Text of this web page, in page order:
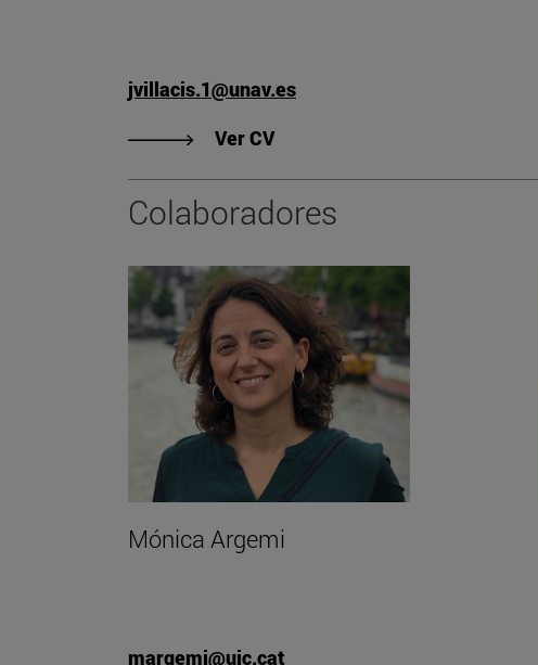
jvillacis.1@unav.es
Ver CV"Ver CV de Jorge Luis Villacís"
Colaboradores
Mónica Argemi
margemi@uic.cat